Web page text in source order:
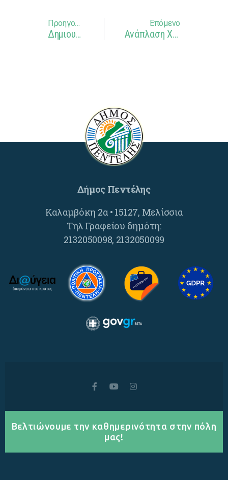
Προηγούμενο
Δημιουργία Νέας Παιδικής Χαράς Στη Οδό Σκρά Και Καλαμβόκη Στα Μελίσσια
Επόμενο
Ανάπλαση Χώρου Πρασίνου Στην 28ης Οκτωβρίου Και Σκρά Στα Μελίσσια
Δήμος Πεντέλης
Καλαμβόκη 2α • 15127, Μελίσσια
Τηλ Γραφείου δημότη:
2132050098, 2132050099
Βελτιώνουμε την καθημερινότητα στην πόλη
μας!